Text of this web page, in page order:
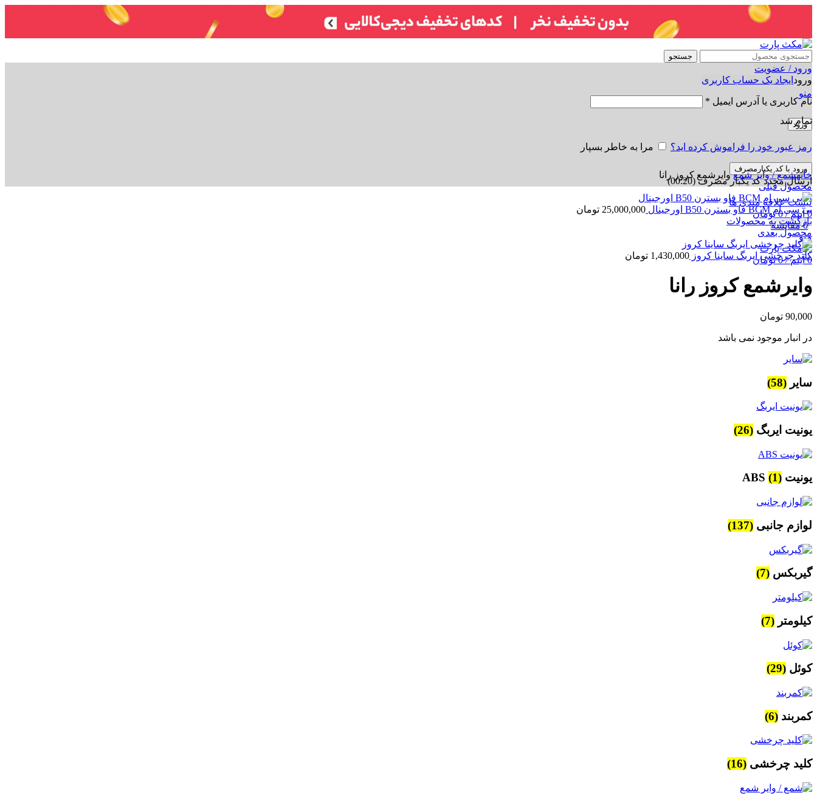
جستجو
ورود / عضویت
ورود ایجاد یک حساب کاربری
نام کاربری یا آدرس ایمیل *
ورود
رمز عبور خود را فراموش کرده اید؟ مرا به خاطر بسپار
ورود با کد یکبارمصرف
ارسال مجدد کد یکبار مصرف(00:
20
)
لیست علاقه مندی ها
0 آیتم /
0 تومان
0 مقایسه
منو
0 آیتم /
0 تومان
منو
تمام شد
برای بزرگنمایی کلیک کنید
خانهشمع / وایر شمعوایرشمع کروز رانا
محصول قبلی
بی سی ام BCM فاو بسترن B50 اورجینال 25,000,000 تومان
بازگشت به محصولات
محصول بعدی
کلید چرخشی ایربگ ساینا کروز 1,430,000 تومان
وایرشمع کروز رانا
90,000 تومان
در انبار موجود نمی باشد
سایر (58)
یونیت ایربگ (26)
یونیت ABS (1)
لوازم جانبی (137)
گیربکس (7)
کیلومتر (7)
کوئل (29)
کمربند (6)
کلید چرخشی (16)